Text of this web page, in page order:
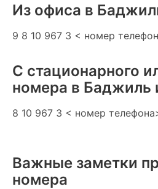
Из офиса в
9 8 10 967 3 < номер
С стационарного
номера в Баджиль
8 10 967 3 < номер
Важные заметки
номера